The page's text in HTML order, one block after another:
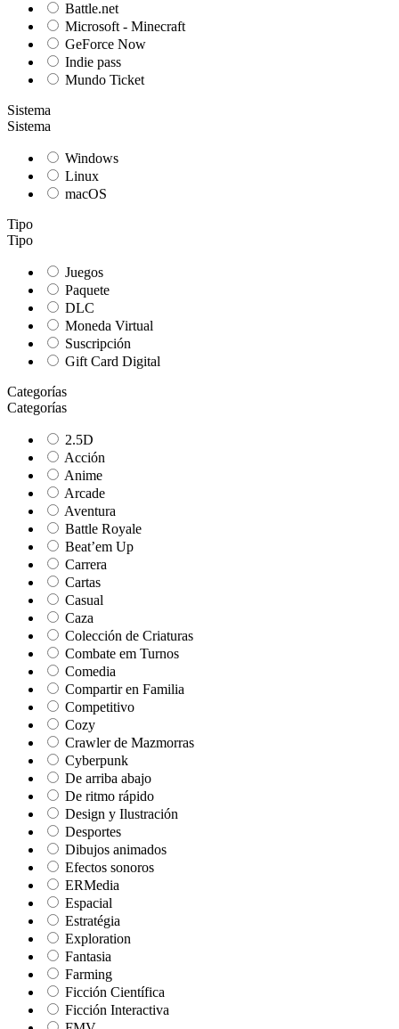
Battle.net
Microsoft - Minecraft
GeForce Now
Indie pass
Mundo Ticket
Sistema
Sistema
Windows
Linux
macOS
Tipo
Tipo
Juegos
Paquete
DLC
Moneda Virtual
Suscripción
Gift Card Digital
Categorías
Categorías
2.5D
Acción
Anime
Arcade
Aventura
Battle Royale
Beat’em Up
Carrera
Cartas
Casual
Caza
Colección de Criaturas
Combate em Turnos
Comedia
Compartir en Familia
Competitivo
Cozy
Crawler de Mazmorras
Cyberpunk
De arriba abajo
De ritmo rápido
Design y Ilustración
Desportes
Dibujos animados
Efectos sonoros
ERMedia
Espacial
Estratégia
Exploration
Fantasia
Farming
Ficción Científica
Ficción Interactiva